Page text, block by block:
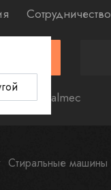
Сотрудничество
Falmec
Стиральные машины